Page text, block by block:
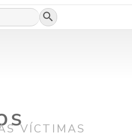
Botón de búsqueda
VÍCTIMAS